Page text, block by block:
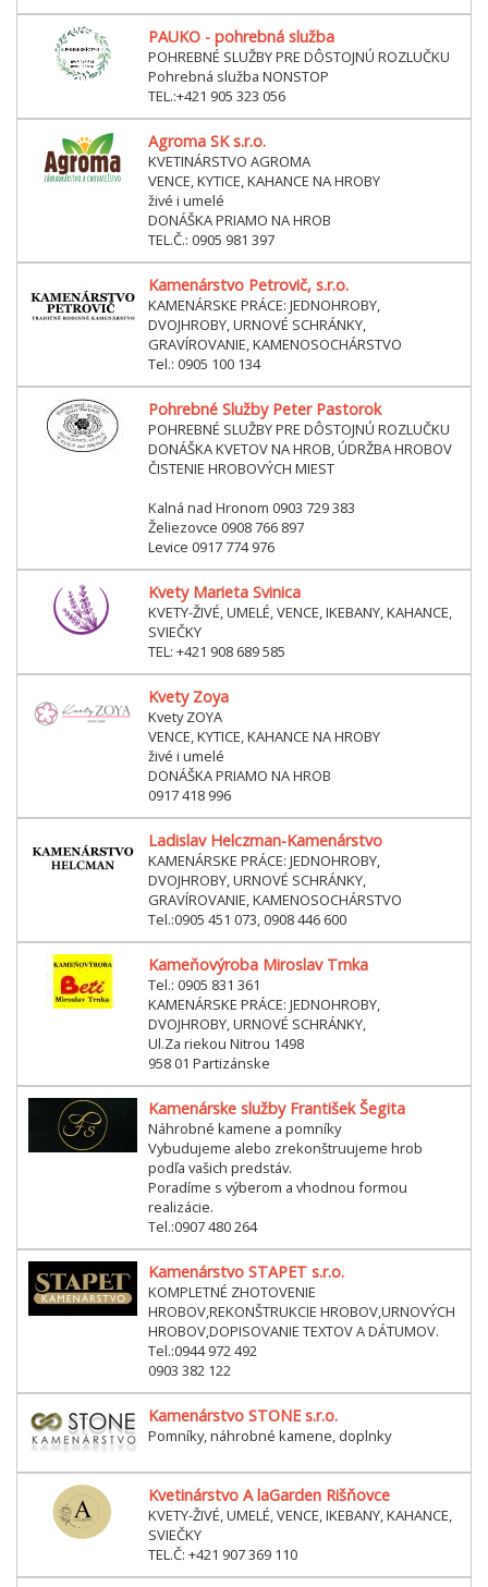
PAUKO - pohrebná služba
POHREBNÉ SLUŽBY PRE DÔSTOJNÚ ROZLUČKU
Pohrebná služba NONSTOP
TEL.:+421 905 323 056
Agroma SK s.r.o.
KVETINÁRSTVO AGROMA
VENCE, KYTICE, KAHANCE NA HROBY
živé i umelé
DONÁŠKA PRIAMO NA HROB
TEL.Č.: 0905 981 397
Kamenárstvo Petrovič, s.r.o.
KAMENÁRSKE PRÁCE: JEDNOHROBY,
DVOJHROBY, URNOVÉ SCHRÁNKY,
GRAVÍROVANIE, KAMENOSOCHÁRSTVO
Tel.: 0905 100 134
Pohrebné Služby Peter Pastorok
POHREBNÉ SLUŽBY PRE DÔSTOJNÚ ROZLUČKU
DONÁŠKA KVETOV NA HROB, ÚDRŽBA HROBOV
ČISTENIE HROBOVÝCH MIEST
Kalná nad Hronom 0903 729 383
Želiezovce 0908 766 897
Levice 0917 774 976
Kvety Marieta Svinica
KVETY-ŽIVÉ, UMELÉ, VENCE, IKEBANY, KAHANCE,
SVIEČKY
TEL: +421 908 689 585
Kvety Zoya
Kvety ZOYA
VENCE, KYTICE, KAHANCE NA HROBY
živé i umelé
DONÁŠKA PRIAMO NA HROB
0917 418 996
Ladislav Helczman-Kamenárstvo
KAMENÁRSKE PRÁCE: JEDNOHROBY,
DVOJHROBY, URNOVÉ SCHRÁNKY,
GRAVÍROVANIE, KAMENOSOCHÁRSTVO
Tel.:0905 451 073, 0908 446 600
Kameňovýroba Miroslav Trnka
Tel.: 0905 831 361
KAMENÁRSKE PRÁCE: JEDNOHROBY,
DVOJHROBY, URNOVÉ SCHRÁNKY,
Ul.Za riekou Nitrou 1498
958 01 Partizánske
Kamenárske služby František Šegita
Náhrobné kamene a pomníky
Vybudujeme alebo zrekonštruujeme hrob
podľa vašich predstáv.
Poradíme s výberom a vhodnou formou
realizácie.
Tel.:0907 480 264
Kamenárstvo STAPET s.r.o.
KOMPLETNÉ ZHOTOVENIE
HROBOV,REKONŠTRUKCIE HROBOV,URNOVÝCH
HROBOV,DOPISOVANIE TEXTOV A DÁTUMOV.
Tel.:0944 972 492
0903 382 122
Kamenárstvo STONE s.r.o.
Pomníky, náhrobné kamene, doplnky
Kvetinárstvo A laGarden Rišňovce
KVETY-ŽIVÉ, UMELÉ, VENCE, IKEBANY, KAHANCE,
SVIEČKY
TEL.Č: +421 907 369 110